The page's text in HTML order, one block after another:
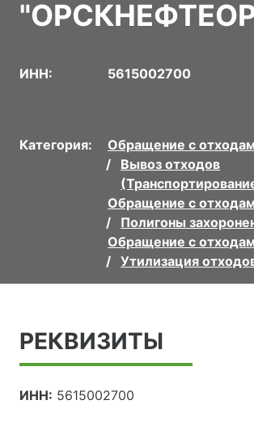
ИНН: 5615002700
Категория:
Обращение с
Вывоз отходов
Обращение с
Полигоны
Обращение с
Утилизация
РЕКВИЗИТЫ
ИНН: 5615002700